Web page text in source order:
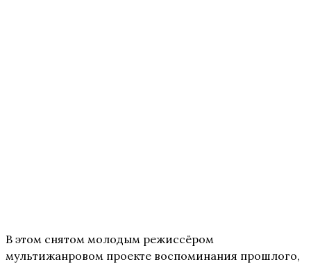
В этом снятом молодым режиссёром
мультижанровом проекте воспоминания прошлого,